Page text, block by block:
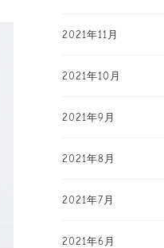
2021年11月
2021年10月
2021年9月
2021年8月
2021年7月
2021年6月